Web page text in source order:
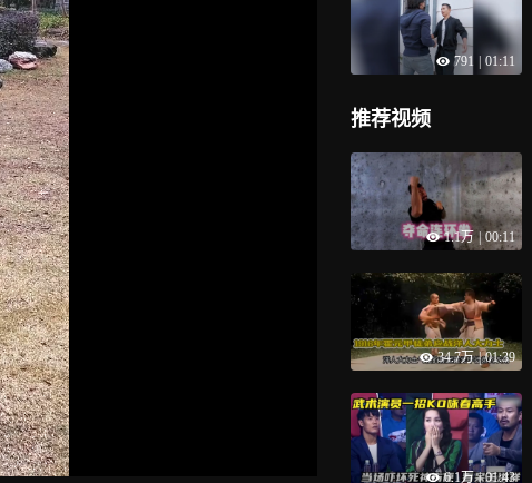
791 01:11
推荐视频
1.1万 | 00:11
34.7万 | 01:39
6.1万 | 01:43